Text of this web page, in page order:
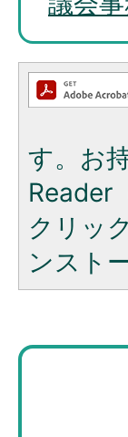
す。お
Reader
クリッ
ンスト